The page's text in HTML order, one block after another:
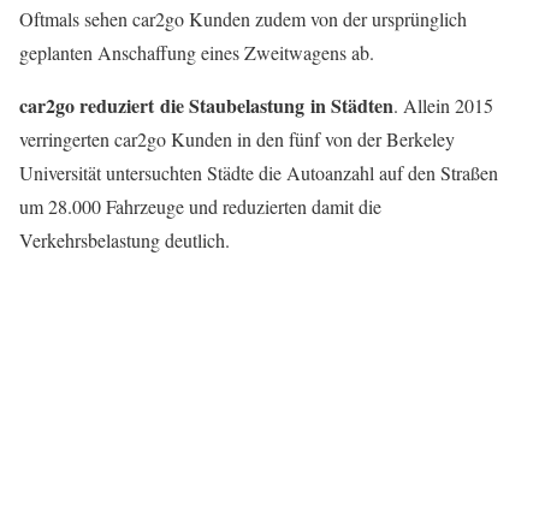
Oftmals sehen car2go Kunden zudem von der ursprünglich
geplanten Anschaffung eines Zweitwagens ab.
car2go reduziert die Staubelastung in Städten. Allein 2015
verringerten car2go Kunden in den fünf von der Berkeley
Universität untersuchten Städte die Autoanzahl auf den Straßen
um 28.000 Fahrzeuge und reduzierten damit die
Verkehrsbelastung deutlich.